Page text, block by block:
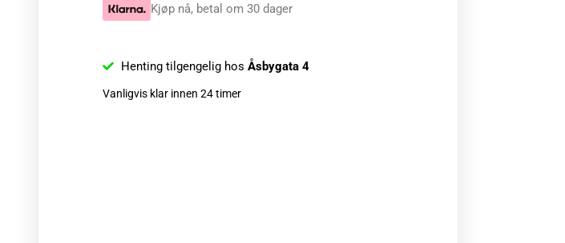
Kjøp nå, betal om 30 dager
Henting tilgengelig hos Åsbygata 4
Vanligvis klar innen 24 timer